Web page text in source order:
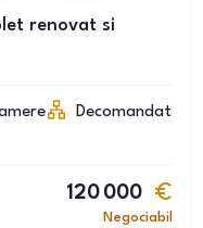
renovat si
Decomandat
120 000
Negociabil